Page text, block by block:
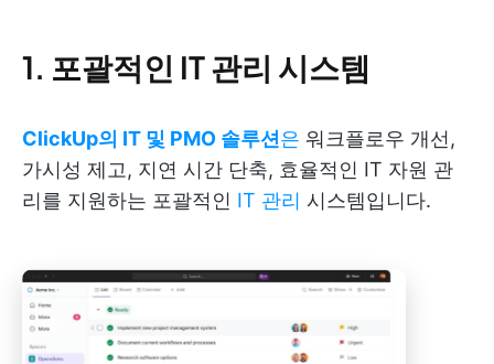
1. 포괄적인 IT 관리 시스템
ClickUp의 IT 및 PMO 솔루션은 워크플로우 개선,
가시성 제고, 지연 시간 단축, 효율적인 IT 자원 관
리를 지원하는 포괄적인 IT 관리 시스템입니다.